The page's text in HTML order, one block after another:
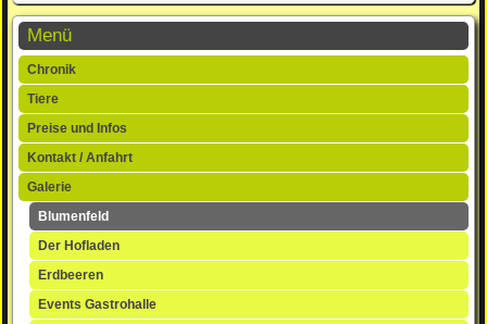
Menü
Navigation
überspringen
Chronik
Tiere
Preise und Infos
Kontakt / Anfahrt
Galerie
Blumenfeld
Der Hofladen
Erdbeeren
Events Gastrohalle